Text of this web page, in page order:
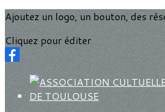
Ajoutez un logo, un bouton, des
Cliquez pour éditer